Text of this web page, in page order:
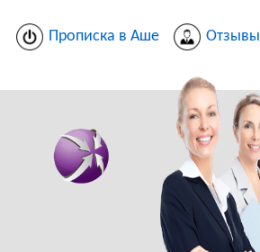
Прописка в Аше Отзывы